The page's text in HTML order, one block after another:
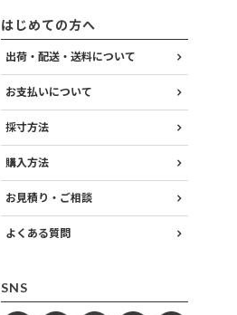
はじめての方へ
出荷・配送・送料について
お支払いについて
採寸方法
購入方法
お見積り・ご相談
よくある質問
SNS